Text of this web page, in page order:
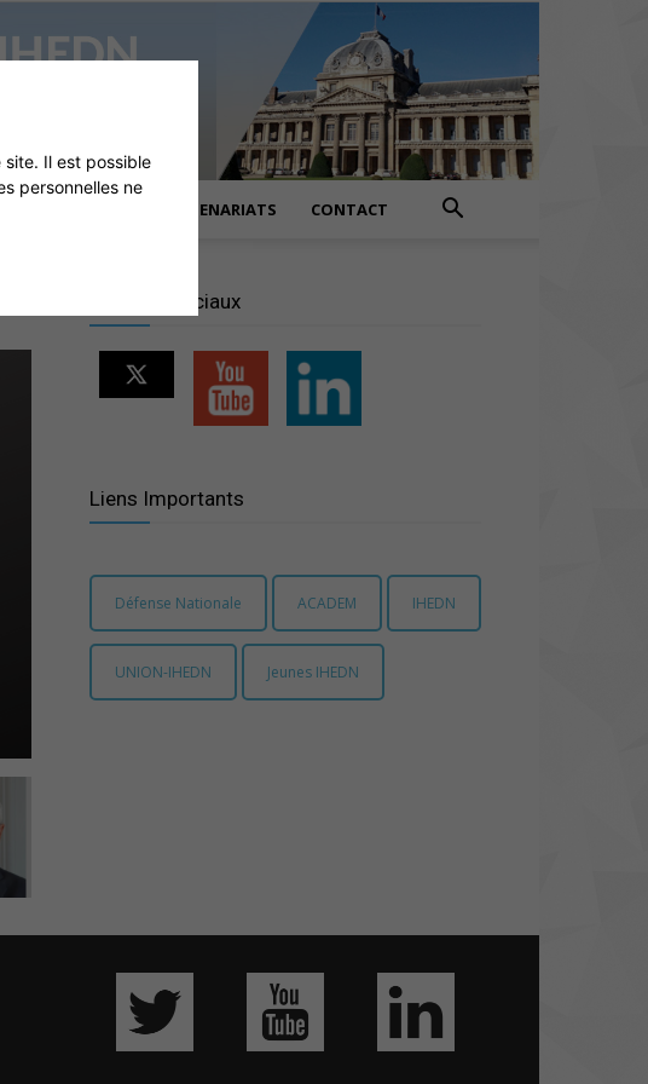
PARTENARIATS CONTACT
Réseaux sociaux
Liens Importants
Défense Nationale ACADEM IHEDN
UNION-IHEDN Jeunes IHEDN
Il est possible
personnelles ne